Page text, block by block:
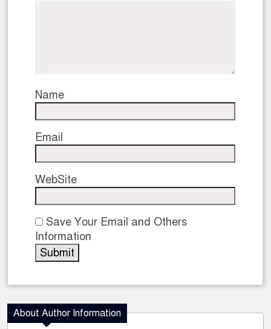
Name
Email
WebSite
Save Your Email and Others
Information
About Author Information